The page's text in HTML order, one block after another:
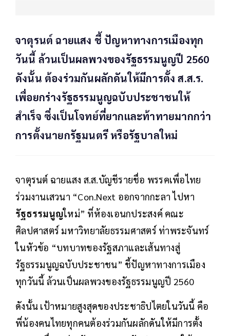
จาตุรนต์ ฉายแสง ชี้ ปัญหาทางการเมืองทุก
วันนี้ ล้วนเป็นผลพวงของรัฐธรรมนูญปี 2560
ดังนั้น ต้องร่วมกันผลักดันให้มีการตั้ง ส.ส.ร.
เพื่อยกร่างรัฐธรรมนูญฉบับประชาชนให้
สำเร็จ ซึ่งเป็นโจทย์ที่ยากและท้าทายมากกว่า
การตั้งนายกรัฐมนตรี หรือรัฐบาลใหม่
จาตุรนต์ ฉายแสง ส.ส.บัญชีรายชื่อ พรรคเพื่อไทย
ร่วมงานเสวนา “Con.Next ออกจากกะลา ไปหา
รัฐธรรมนูญใหม่” ที่ห้องเอนกประสงค์ คณะ
ศิลปศาสตร์ มหาวิทยาลัยธรรมศาสตร์ ท่าพระจันทร์
ในหัวข้อ “บทบาทของรัฐสภาและเส้นทางสู่
รัฐธรรมนูญฉบับประชาชน” ชี้ปัญหาทางการเมือง
ทุกวันนี้ ล้วนเป็นผลพวงของรัฐธรรมนูญปี 2560
ดังนั้น เป้าหมายสูงสุดของประชาธิปไตยในวันนี้ คือ
พี่น้องคนไทยทุกคนต้องร่วมกันผลักดันให้มีการตั้ง